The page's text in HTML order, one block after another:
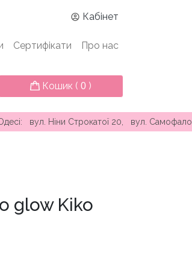
Кабінет
Сертифікати Про нас
Кошик ( 0 )
Ніни Строкатої 20, вул. Самофалова (
glow Kiko